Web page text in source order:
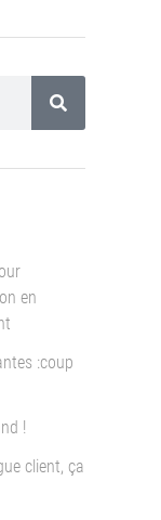
en
:coup
!
client, ça